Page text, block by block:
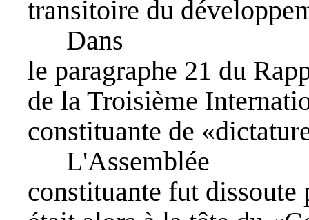
transitoire du
Dans
le paragraphe 21 du
de la Troisième
constituante de
L'Assemblée
constituante fut dissoute